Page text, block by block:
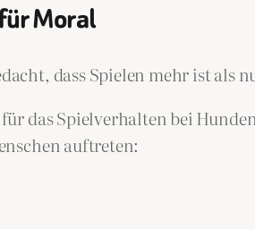
Moral
dass Spielen mehr ist als
das Spielverhalten bei
auftreten: